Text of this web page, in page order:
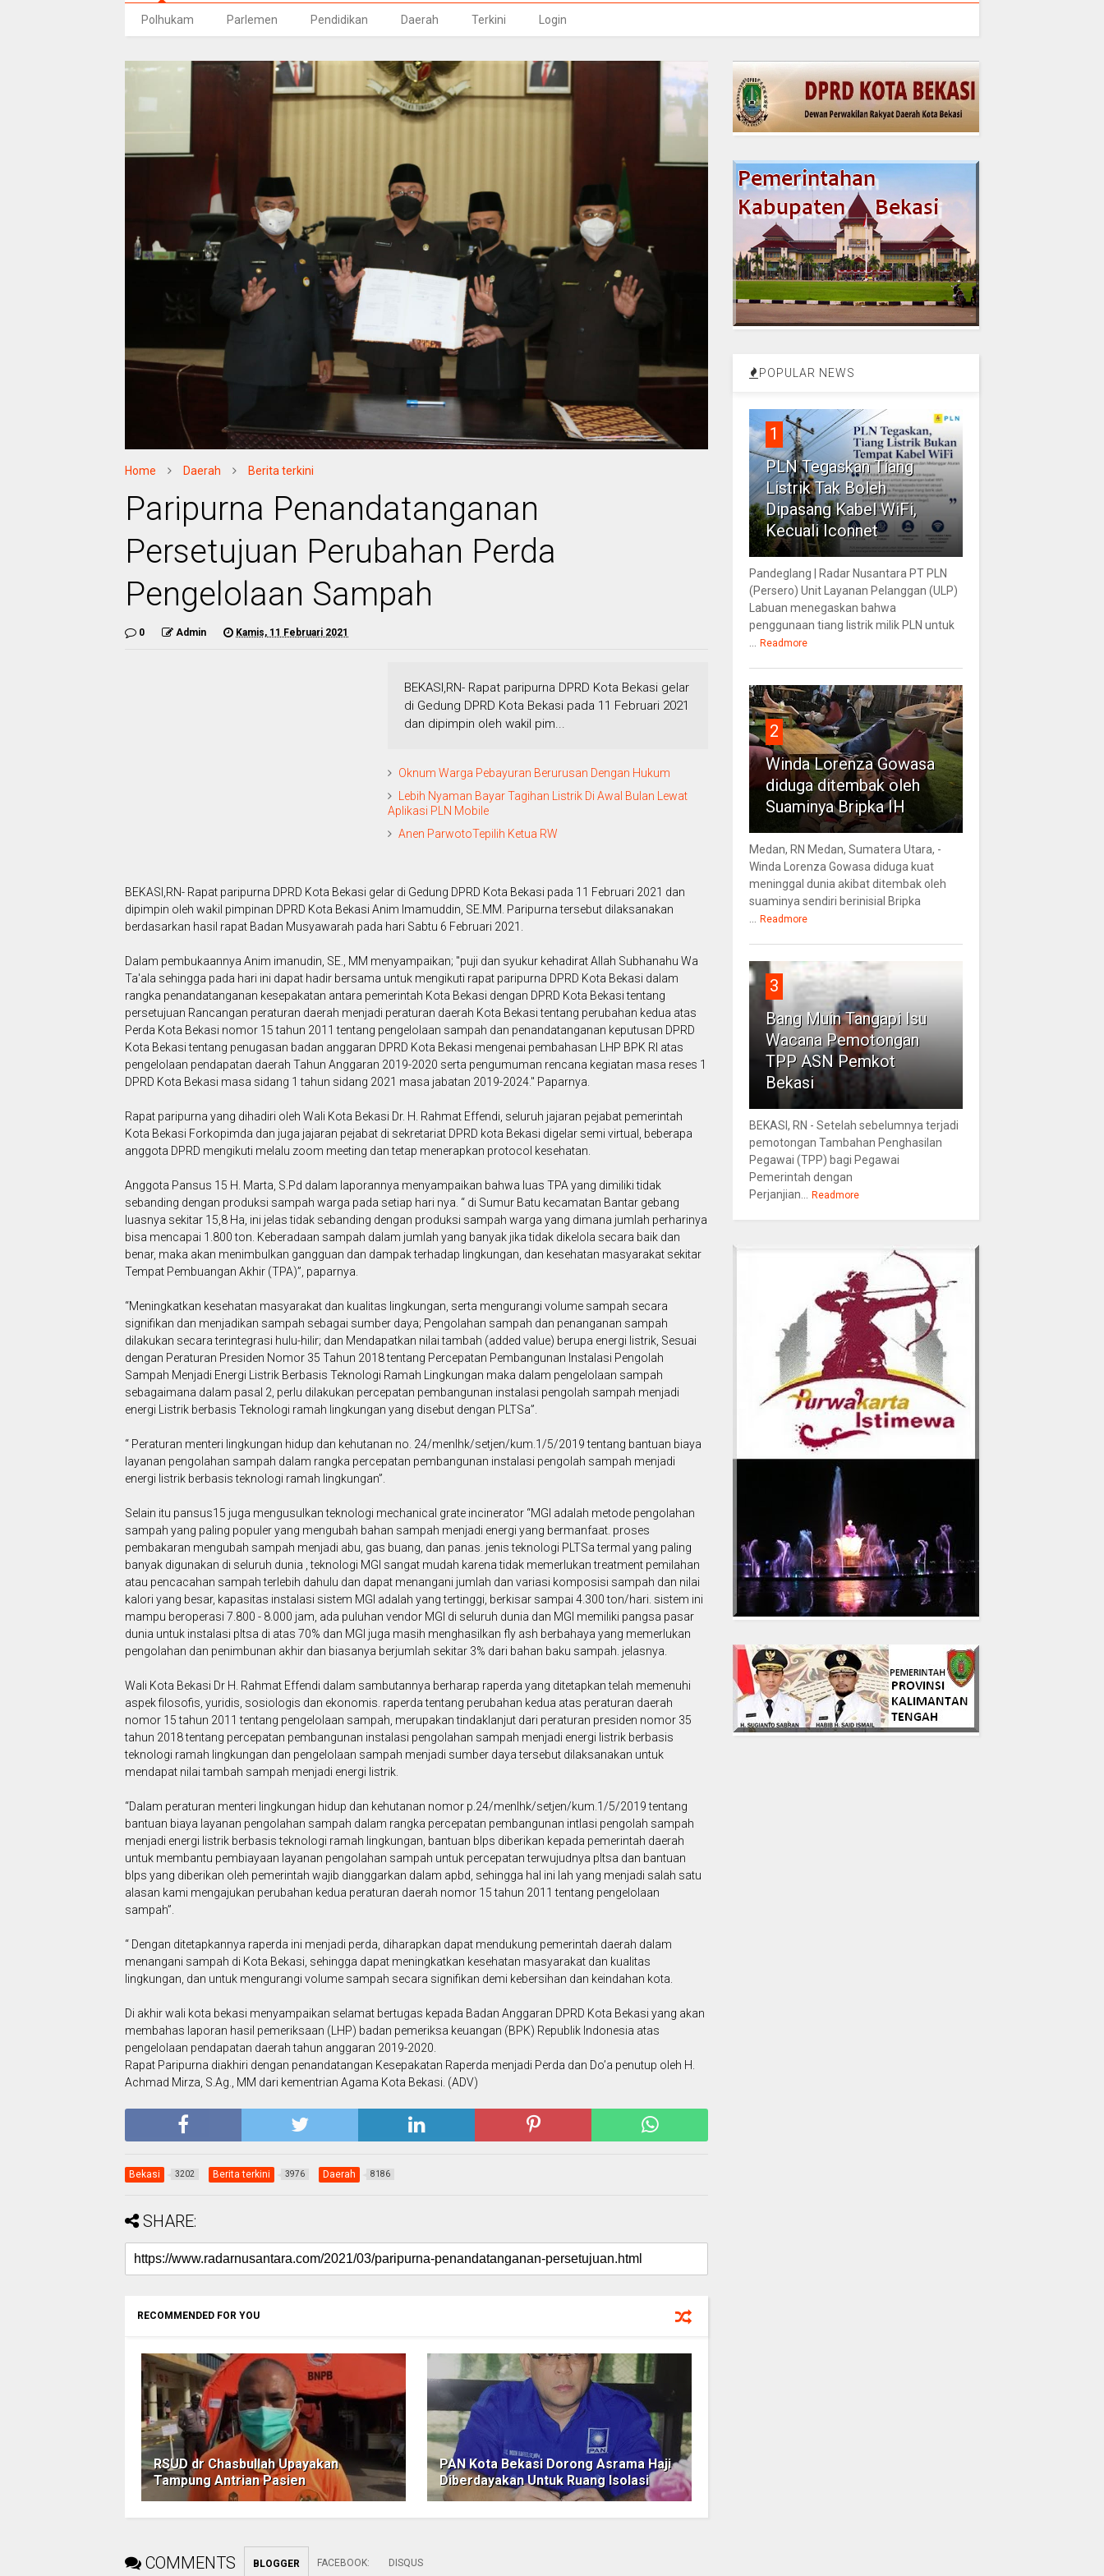
Polhukam Parlemen Pendidikan Daerah Terkini Login
Home Daerah Berita terkini
Paripurna Penandatanganan
Persetujuan Perubahan Perda
Pengelolaan Sampah
0 Admin Kamis, 11 Februari 2021
BEKASI,RN- Rapat paripurna DPRD Kota Bekasi gelar
di Gedung DPRD Kota Bekasi pada 11 Februari 2021
dan dipimpin oleh wakil pim...
Oknum Warga Pebayuran Berurusan Dengan Hukum
Lebih Nyaman Bayar Tagihan Listrik Di Awal Bulan Lewat
Aplikasi PLN Mobile
Anen ParwotoTepilih Ketua RW
BEKASI,RN- Rapat paripurna DPRD Kota Bekasi gelar di Gedung DPRD Kota Bekasi pada 11 Februari 2021 dan
dipimpin oleh wakil pimpinan DPRD Kota Bekasi Anim Imamuddin, SE.MM. Paripurna tersebut dilaksanakan
berdasarkan hasil rapat Badan Musyawarah pada hari Sabtu 6 Februari 2021.
Dalam pembukaannya Anim imanudin, SE., MM menyampaikan; "puji dan syukur kehadirat Allah Subhanahu Wa
Ta'ala sehingga pada hari ini dapat hadir bersama untuk mengikuti rapat paripurna DPRD Kota Bekasi dalam
rangka penandatanganan kesepakatan antara pemerintah Kota Bekasi dengan DPRD Kota Bekasi tentang
persetujuan Rancangan peraturan daerah menjadi peraturan daerah Kota Bekasi tentang perubahan kedua atas
Perda Kota Bekasi nomor 15 tahun 2011 tentang pengelolaan sampah dan penandatanganan keputusan DPRD
Kota Bekasi tentang penugasan badan anggaran DPRD Kota Bekasi mengenai pembahasan LHP BPK RI atas
pengelolaan pendapatan daerah Tahun Anggaran 2019-2020 serta pengumuman rencana kegiatan masa reses 1
DPRD Kota Bekasi masa sidang 1 tahun sidang 2021 masa jabatan 2019-2024." Paparnya.
Rapat paripurna yang dihadiri oleh Wali Kota Bekasi Dr. H. Rahmat Effendi, seluruh jajaran pejabat pemerintah
Kota Bekasi Forkopimda dan juga jajaran pejabat di sekretariat DPRD kota Bekasi digelar semi virtual, beberapa
anggota DPRD mengikuti melalu zoom meeting dan tetap menerapkan protocol kesehatan.
Anggota Pansus 15 H. Marta, S.Pd dalam laporannya menyampaikan bahwa luas TPA yang dimiliki tidak
sebanding dengan produksi sampah warga pada setiap hari nya. “ di Sumur Batu kecamatan Bantar gebang
luasnya sekitar 15,8 Ha, ini jelas tidak sebanding dengan produksi sampah warga yang dimana jumlah perharinya
bisa mencapai 1.800 ton. Keberadaan sampah dalam jumlah yang banyak jika tidak dikelola secara baik dan
benar, maka akan menimbulkan gangguan dan dampak terhadap lingkungan, dan kesehatan masyarakat sekitar
Tempat Pembuangan Akhir (TPA)”, paparnya.
“Meningkatkan kesehatan masyarakat dan kualitas lingkungan, serta mengurangi volume sampah secara
signifikan dan menjadikan sampah sebagai sumber daya; Pengolahan sampah dan penanganan sampah
dilakukan secara terintegrasi hulu-hilir; dan Mendapatkan nilai tambah (added value) berupa energi listrik, Sesuai
dengan Peraturan Presiden Nomor 35 Tahun 2018 tentang Percepatan Pembangunan Instalasi Pengolah
Sampah Menjadi Energi Listrik Berbasis Teknologi Ramah Lingkungan maka dalam pengelolaan sampah
sebagaimana dalam pasal 2, perlu dilakukan percepatan pembangunan instalasi pengolah sampah menjadi
energi Listrik berbasis Teknologi ramah lingkungan yang disebut dengan PLTSa”.
“ Peraturan menteri lingkungan hidup dan kehutanan no. 24/menlhk/setjen/kum.1/5/2019 tentang bantuan biaya
layanan pengolahan sampah dalam rangka percepatan pembangunan instalasi pengolah sampah menjadi
energi listrik berbasis teknologi ramah lingkungan”.
Selain itu pansus15 juga mengusulkan teknologi mechanical grate incinerator “MGI adalah metode pengolahan
sampah yang paling populer yang mengubah bahan sampah menjadi energi yang bermanfaat. proses
pembakaran mengubah sampah menjadi abu, gas buang, dan panas. jenis teknologi PLTSa termal yang paling
banyak digunakan di seluruh dunia , teknologi MGI sangat mudah karena tidak memerlukan treatment pemilahan
atau pencacahan sampah terlebih dahulu dan dapat menangani jumlah dan variasi komposisi sampah dan nilai
kalori yang besar, kapasitas instalasi sistem MGI adalah yang tertinggi, berkisar sampai 4.300 ton/hari. sistem ini
mampu beroperasi 7.800 - 8.000 jam, ada puluhan vendor MGI di seluruh dunia dan MGI memiliki pangsa pasar
dunia untuk instalasi pltsa di atas 70% dan MGI juga masih menghasilkan fly ash berbahaya yang memerlukan
pengolahan dan penimbunan akhir dan biasanya berjumlah sekitar 3% dari bahan baku sampah. jelasnya.
Wali Kota Bekasi Dr H. Rahmat Effendi dalam sambutannya berharap raperda yang ditetapkan telah memenuhi
aspek filosofis, yuridis, sosiologis dan ekonomis. raperda tentang perubahan kedua atas peraturan daerah
nomor 15 tahun 2011 tentang pengelolaan sampah, merupakan tindaklanjut dari peraturan presiden nomor 35
tahun 2018 tentang percepatan pembangunan instalasi pengolahan sampah menjadi energi listrik berbasis
teknologi ramah lingkungan dan pengelolaan sampah menjadi sumber daya tersebut dilaksanakan untuk
mendapat nilai tambah sampah menjadi energi listrik.
“Dalam peraturan menteri lingkungan hidup dan kehutanan nomor p.24/menlhk/setjen/kum.1/5/2019 tentang
bantuan biaya layanan pengolahan sampah dalam rangka percepatan pembangunan intlasi pengolah sampah
menjadi energi listrik berbasis teknologi ramah lingkungan, bantuan blps diberikan kepada pemerintah daerah
untuk membantu pembiayaan layanan pengolahan sampah untuk percepatan terwujudnya pltsa dan bantuan
blps yang diberikan oleh pemerintah wajib dianggarkan dalam apbd, sehingga hal ini lah yang menjadi salah satu
alasan kami mengajukan perubahan kedua peraturan daerah nomor 15 tahun 2011 tentang pengelolaan
sampah”.
“ Dengan ditetapkannya raperda ini menjadi perda, diharapkan dapat mendukung pemerintah daerah dalam
menangani sampah di Kota Bekasi, sehingga dapat meningkatkan kesehatan masyarakat dan kualitas
lingkungan, dan untuk mengurangi volume sampah secara signifikan demi kebersihan dan keindahan kota.
Di akhir wali kota bekasi menyampaikan selamat bertugas kepada Badan Anggaran DPRD Kota Bekasi yang akan
membahas laporan hasil pemeriksaan (LHP) badan pemeriksa keuangan (BPK) Republik Indonesia atas
pengelolaan pendapatan daerah tahun anggaran 2019-2020.
Rapat Paripurna diakhiri dengan penandatangan Kesepakatan Raperda menjadi Perda dan Do’a penutup oleh H.
Achmad Mirza, S.Ag., MM dari kementrian Agama Kota Bekasi. (ADV)
Bekasi 3202 Berita terkini 3976 Daerah 8186
SHARE:
RECOMMENDED FOR YOU
RSUD dr Chasbullah Upayakan
Tampung Antrian Pasien
PAN Kota Bekasi Dorong Asrama Haji
Diberdayakan Untuk Ruang Isolasi
COMMENTS BLOGGER FACEBOOK: DISQUS
POPULAR NEWS
1
PLN Tegaskan Tiang
Listrik Tak Boleh
Dipasang Kabel WiFi,
Kecuali Iconnet
Pandeglang | Radar Nusantara PT PLN
(Persero) Unit Layanan Pelanggan (ULP)
Labuan menegaskan bahwa
penggunaan tiang listrik milik PLN untuk
Readmore
2
Winda Lorenza Gowasa
diduga ditembak oleh
Suaminya Bripka IH
Medan, RN Medan, Sumatera Utara, -
Winda Lorenza Gowasa diduga kuat
meninggal dunia akibat ditembak oleh
suaminya sendiri berinisial Bripka
Readmore
3
Bang Muin Tangapi Isu
Wacana Pemotongan
TPP ASN Pemkot
Bekasi
BEKASI, RN - Setelah sebelumnya terjadi
pemotongan Tambahan Penghasilan
Pegawai (TPP) bagi Pegawai
Pemerintah dengan
Perjanjian...
Readmore